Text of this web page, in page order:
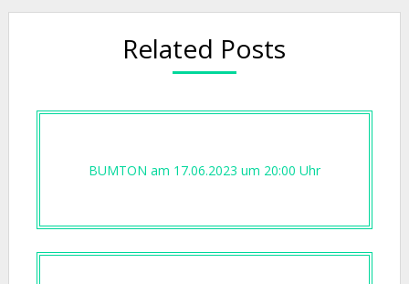
Related Posts
BUMTON am 17.06.2023 um 20:00 Uhr